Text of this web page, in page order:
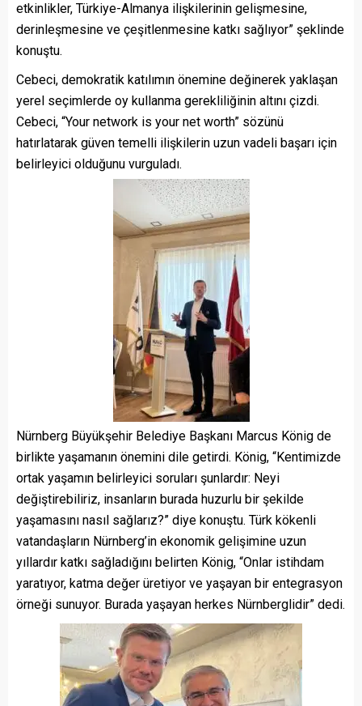
etkinlikler, Türkiye-Almanya ilişkilerinin gelişmesine,
derinleşmesine ve çeşitlenmesine katkı sağlıyor” şeklinde
konuştu.
Cebeci, demokratik katılımın önemine değinerek yaklaşan
yerel seçimlerde oy kullanma gerekliliğinin altını çizdi.
Cebeci, “Your network is your net worth” sözünü
hatırlatarak güven temelli ilişkilerin uzun vadeli başarı için
belirleyici olduğunu vurguladı.
Nürnberg Büyükşehir Belediye Başkanı Marcus König de
birlikte yaşamanın önemini dile getirdi. König, “Kentimizde
ortak yaşamın belirleyici soruları şunlardır: Neyi
değiştirebiliriz, insanların burada huzurlu bir şekilde
yaşamasını nasıl sağlarız?” diye konuştu. Türk kökenli
vatandaşların Nürnberg’in ekonomik gelişimine uzun
yıllardır katkı sağladığını belirten König, “Onlar istihdam
yaratıyor, katma değer üretiyor ve yaşayan bir entegrasyon
örneği sunuyor. Burada yaşayan herkes Nürnberglidir” dedi.